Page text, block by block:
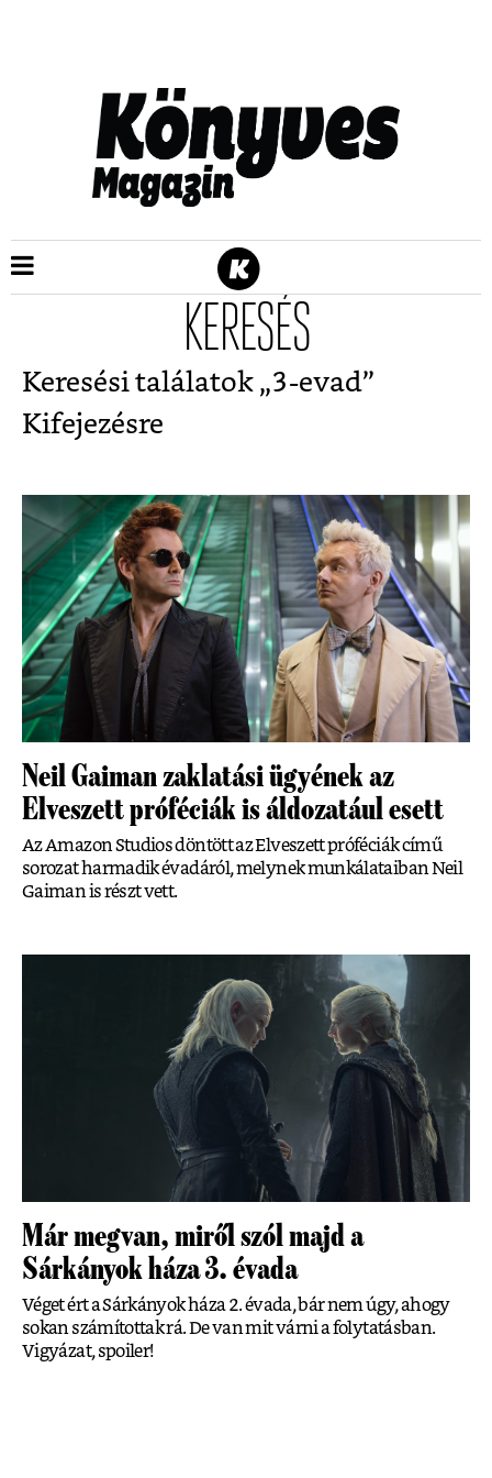
KERESÉS
Keresési találatok „3-evad”
Kifejezésre
Neil Gaiman zaklatási ügyének az
Elveszett próféciák is áldozatául esett
Az Amazon Studios döntött az Elveszett próféciák című
sorozat harmadik évadáról, melynek munkálataiban Neil
Gaiman is részt vett.
Már megvan, miről szól majd a
Sárkányok háza 3. évada
Véget ért a Sárkányok háza 2. évada, bár nem úgy, ahogy
sokan számítottak rá. De van mit várni a folytatásban.
Vigyázat, spoiler!